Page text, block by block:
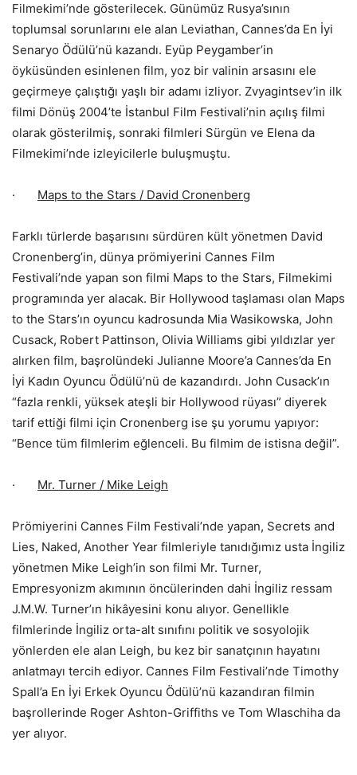
Filmekimi’nde gösterilecek. Günümüz Rusya’sının
toplumsal sorunlarını ele alan Leviathan, Cannes’da En İyi
Senaryo Ödülü’nü kazandı. Eyüp Peygamber’in
öyküsünden esinlenen film, yoz bir valinin arsasını ele
geçirmeye çalıştığı yaşlı bir adamı izliyor. Zvyagintsev’in ilk
filmi Dönüş 2004’te İstanbul Film Festivali’nin açılış filmi
olarak gösterilmiş, sonraki filmleri Sürgün ve Elena da
Filmekimi’nde izleyicilerle buluşmuştu.
· Maps to the Stars / David Cronenberg
Farklı türlerde başarısını sürdüren kült yönetmen David
Cronenberg’in, dünya prömiyerini Cannes Film
Festivali’nde yapan son filmi Maps to the Stars, Filmekimi
programında yer alacak. Bir Hollywood taşlaması olan Maps
to the Stars’ın oyuncu kadrosunda Mia Wasikowska, John
Cusack, Robert Pattinson, Olivia Williams gibi yıldızlar yer
alırken film, başrolündeki Julianne Moore’a Cannes’da En
İyi Kadın Oyuncu Ödülü’nü de kazandırdı. John Cusack’ın
“fazla renkli, yüksek ateşli bir Hollywood rüyası” diyerek
tarif ettiği filmi için Cronenberg ise şu yorumu yapıyor:
“Bence tüm filmlerim eğlenceli. Bu filmim de istisna değil”.
· Mr. Turner / Mike Leigh
Prömiyerini Cannes Film Festivali’nde yapan, Secrets and
Lies, Naked, Another Year filmleriyle tanıdığımız usta İngiliz
yönetmen Mike Leigh’in son filmi Mr. Turner,
Empresyonizm akımının öncülerinden dahi İngiliz ressam
J.M.W. Turner’ın hikâyesini konu alıyor. Genellikle
filmlerinde İngiliz orta-alt sınıfını politik ve sosyolojik
yönlerden ele alan Leigh, bu kez bir sanatçının hayatını
anlatmayı tercih ediyor. Cannes Film Festivali’nde Timothy
Spall’a En İyi Erkek Oyuncu Ödülü’nü kazandıran filmin
başrollerinde Roger Ashton-Griffiths ve Tom Wlaschiha da
yer alıyor.